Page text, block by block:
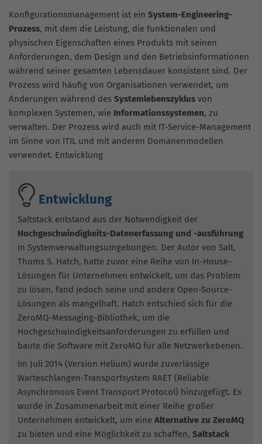
Konfigurationsmanagement ist ein System-Engineering-
Prozess, mit dem die Leistung, die funktionalen und
physischen Eigenschaften eines Produkts mit seinen
Anforderungen, dem Design und den Betriebsinformationen
während seiner gesamten Lebensdauer konsistent sind. Der
Prozess wird häufig von Organisationen verwendet, um
Änderungen während des Systemlebenszyklus von
komplexen Systemen, wie Informationssystemen, zu
verwalten. Der Prozess wird auch mit IT-Service-Management
im Sinne von ITIL und mit anderen Domänenmodellen
verwendet. Entwicklung
Entwicklung
Saltstack entstand aus der Notwendigkeit der
Hochgeschwindigkeits-Datenerfassung und -ausführung
in Systemverwaltungsumgebungen. Der Autor von Salt,
Thoms S. Hatch, hatte zuvor eine Reihe von In-House-
Lösungen für Unternehmen entwickelt, um das Problem
zu lösen, fand jedoch seine und andere Open-Source-
Lösungen als mangelhaft. Hatch entschied sich für die
ZeroMQ-Messaging-Bibliothek, um die
Hochgeschwindigkeitsanforderungen zu erfüllen und
baute die Software mit ZeroMQ für alle Netzwerkebenen.
Im Juli 2014 (Version Helium) wurde zuverlässige
Warteschlangen-Transportsystem RAET (Reliable
Asynchronous Event Transport Protocol) hinzugefügt. Es
wurde in Zusammenarbeit mit einer Reihe großer
Unternehmen entwickelt, um eine Alternative zu ZeroMQ
zu bieten und eine Möglichkeit zu schaffen, Saltstack